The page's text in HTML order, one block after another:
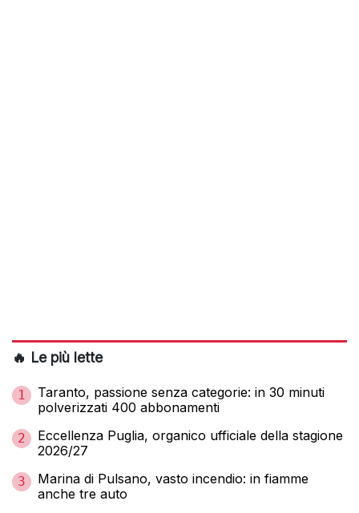
🔥 Le più lette
1
Taranto, passione senza categorie: in 30 minuti
polverizzati 400 abbonamenti
2
Eccellenza Puglia, organico ufficiale della stagione
2026/27
3
Marina di Pulsano, vasto incendio: in fiamme
anche tre auto